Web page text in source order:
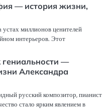
— история жизни,
миллионов ценителей
интерьеров. Этот
гениальности —
Александра
русский композитор, пианист
стало ярким явлением в